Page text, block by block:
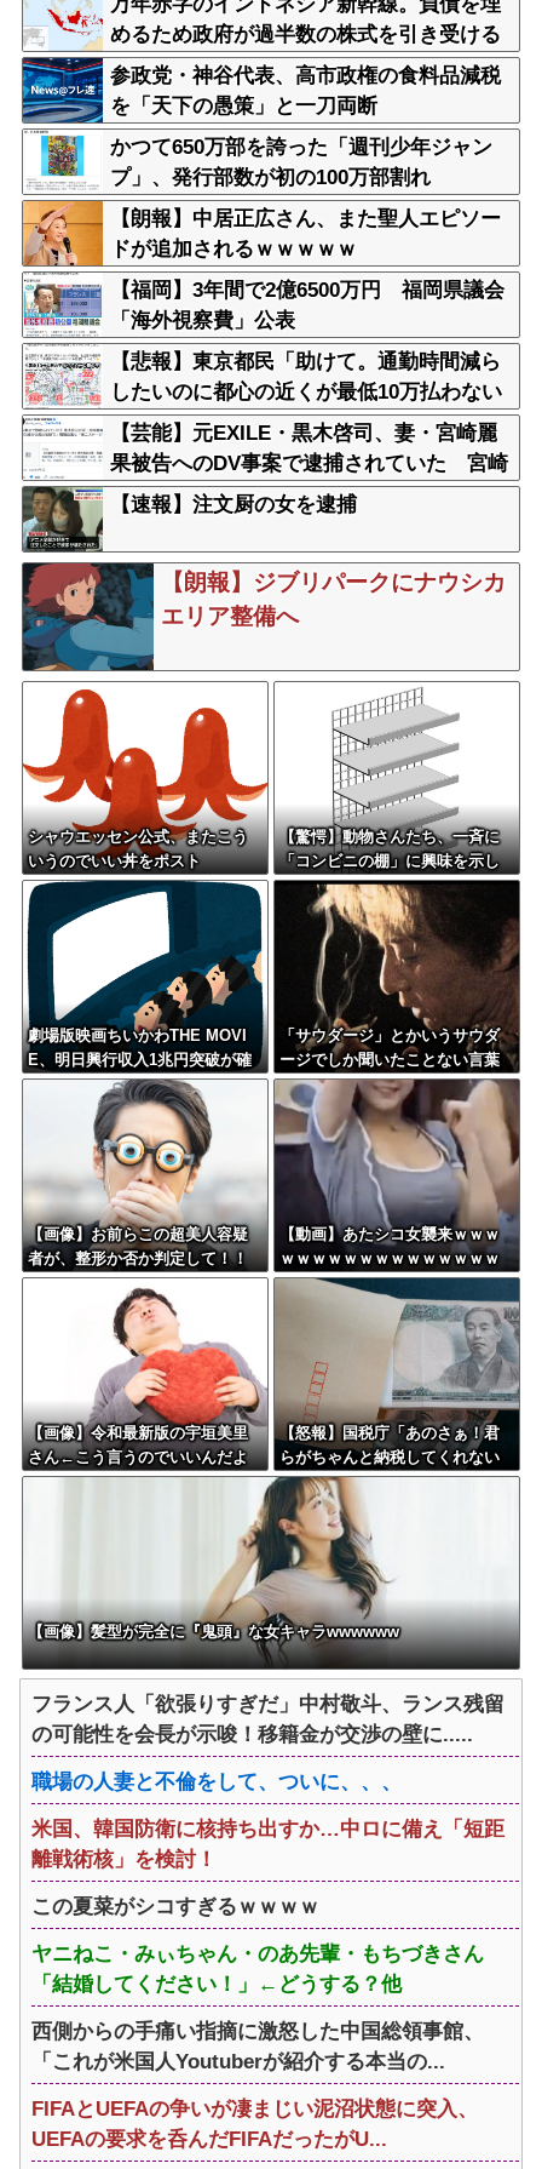
めるため政府が過半数の株式を引き受ける
参政党・神谷代表、高市政権の食料品減税
を「天下の愚策」と一刀両断
かつて650万部を誇った「週刊少年ジャン
プ」、発行部数が初の100万部割れ
【朗報】中居正広さん、また聖人エピソー
ドが追加されるｗｗｗｗｗ
【福岡】3年間で2億6500万円 福岡県議会
「海外視察費」公表
【悲報】東京都民「助けて。通勤時間減ら
したいのに都心の近くが最低10万払わない
と住めないの」
【芸能】元EXILE・黒木啓司、妻・宮崎麗
果被告へのDV事案で逮捕されていた 宮崎
は全身打撲、頭部裂傷及び打撲、頸部損傷
【速報】注文厨の女を逮捕
【朗報】ジブリパークにナウシカ
エリア整備へ
シャウエッセン公式、またこう
いうのでいい丼をポスト
【驚愕】動物さんたち、一斉に
「コンビニの棚」に興味を示し
始める・・・
劇場版映画ちいかわTHE MOVI
E、明日興行収入1兆円突破が確
実にｗｗｗｗｗｗｗｗｗｗｗｗ
「サウダージ」とかいうサウダ
ージでしか聞いたことない言葉
ｗｗｗｗｗｗｗｗ
【画像】お前らこの超美人容疑
者が、整形か否か判定して！！
→画像がこちらw w w w w w w
【動画】あたシコ女襲来ｗｗｗ
ｗｗｗｗｗｗｗｗｗｗｗｗｗｗ
【画像】令和最新版の宇垣美里
さん←こう言うのでいいんだよ
が目一杯詰まってると話題にw w
【怒報】国税庁「あのさぁ！君
らがちゃんと納税してくれない
とこうなっちゃうけどどうす
る？！」←これw w w w w w w
w
【画像】髪型が完全に『鬼頭』な女キャラwwwwww
フランス人「欲張りすぎだ」中村敬斗、ランス残留
の可能性を会長が示唆！移籍金が交渉の壁に.....
職場の人妻と不倫をして、ついに、、、
米国、韓国防衛に核持ち出すか…中ロに備え「短距
離戦術核」を検討！
この夏菜がシコすぎるｗｗｗｗ
ヤニねこ・みぃちゃん・のあ先輩・もちづきさん
「結婚してください！」←どうする？他
西側からの手痛い指摘に激怒した中国総領事館、
「これが米国人Youtuberが紹介する本当の...
FIFAとUEFAの争いが凄まじい泥沼状態に突入、
UEFAの要求を呑んだFIFAだったがU...